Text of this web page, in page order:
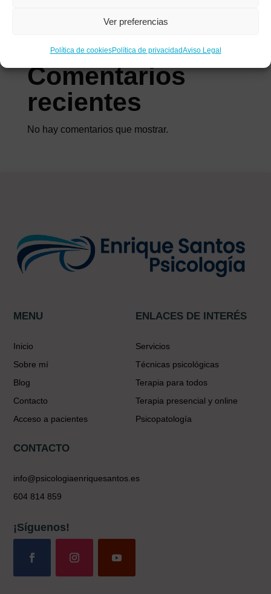
Ver preferencias
Política de cookiesPolítica de privacidadAviso Legal
La anestesia colectiva: Alcoholismo funcional y
Comentarios
recientes
No hay comentarios que mostrar.
MENU
Inicio
Sobre mí
Blog
Contacto
Acceso a pacientes
ENLACES DE INTERÉS
Servicios
Técnicas psicológicas
Terapia para todos
Terapia presencial y online
Psicopatología
CONTACTO
info@psicologiaenriquesantos.es
604 814 859
¡Síguenos!